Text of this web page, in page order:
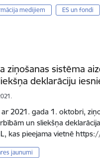
medijiem ES un fondi
ziņošanas sistēma
deklarāciju
ar 2021. gada 1. oktobri,
un sliekšņa
kas pieejama vietnē
jaunumi